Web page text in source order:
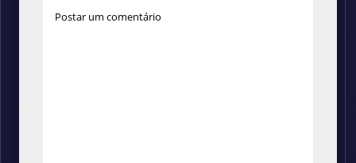
Postar um comentário